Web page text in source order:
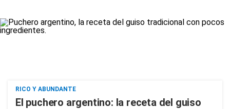
RICO Y ABUNDANTE
El puchero argentino: la receta del guiso